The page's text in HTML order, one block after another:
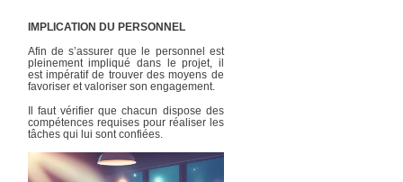
IMPLICATION DU PERSONNEL
Afin de s’assurer que le personnel est
pleinement impliqué dans le projet, il
est impératif de trouver des moyens de
favoriser et valoriser son engagement.
Il faut vérifier que chacun dispose des
compétences requises pour réaliser les
tâches qui lui sont confiées.